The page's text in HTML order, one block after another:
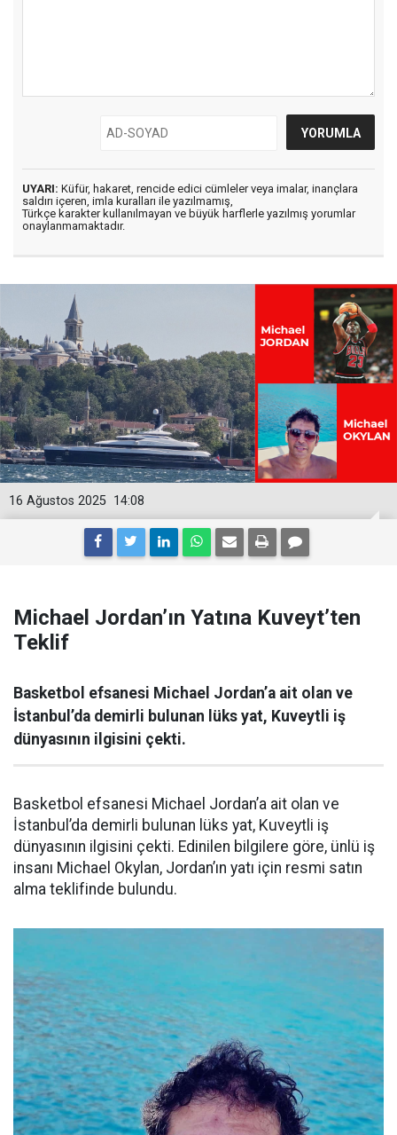
UYARI: Küfür, hakaret, rencide edici cümleler veya imalar, inançlara
saldırı içeren, imla kuralları ile yazılmamış,
Türkçe karakter kullanılmayan ve büyük harflerle yazılmış yorumlar
onaylanmamaktadır.
14:08
16 Ağustos 2025
Michael Jordan’ın Yatına Kuveyt’ten
Teklif
Basketbol efsanesi Michael Jordan’a ait olan ve
İstanbul’da demirli bulunan lüks yat, Kuveytli iş
dünyasının ilgisini çekti.
Basketbol efsanesi Michael Jordan’a ait olan ve
İstanbul’da demirli bulunan lüks yat, Kuveytli iş
dünyasının ilgisini çekti. Edinilen bilgilere göre, ünlü iş
insanı Michael Okylan, Jordan’ın yatı için resmi satın
alma teklifinde bulundu.